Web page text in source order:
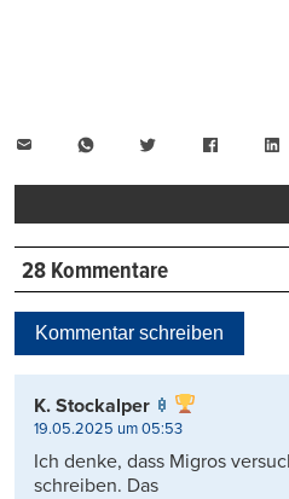
WhatsAppTwitter Facebook
28 Kommentare
Kommentar schreiben
K. Stockalper
19.05.2025 um 05:53
Ich denke, dass Migros
schreiben. Das